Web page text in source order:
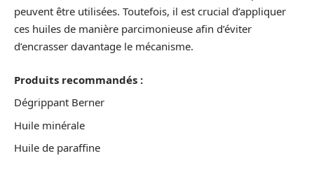
peuvent être utilisées. Toutefois, il est crucial d’appliquer
ces huiles de manière parcimonieuse afin d’éviter
d’encrasser davantage le mécanisme.
Produits recommandés :
Dégrippant Berner
Huile minérale
Huile de paraffine